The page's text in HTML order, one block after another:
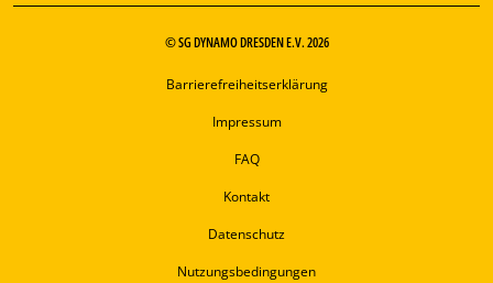
© SG DYNAMO DRESDEN E.V. 2026
Barrierefreiheitserklärung
Impressum
FAQ
Kontakt
Datenschutz
Nutzungsbedingungen